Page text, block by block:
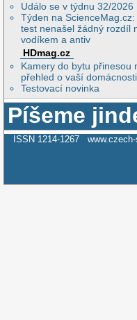
Událo se v týdnu 32/2026
Týden na ScienceMag.cz:
test nenašel žádný rozdíl
vodíkem a antiv
HDmag.cz
Kamery do bytu přinesou
přehled o vaší domácnosti
Testovací novinka
Píšeme
ISSN 1214-1267